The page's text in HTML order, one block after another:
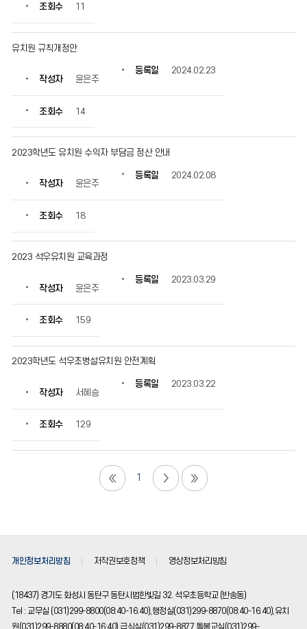
조회수 11
유치원 규칙개정안
작성자 윤은주
등록일 2024.02.23
조회수 14
2023학년도 유치원 수익자 부담금 정산 안내
작성자 윤은주
등록일 2024.02.08
조회수 18
2023 석우유치원 교육과정
작성자 윤은주
등록일 2023.03.29
조회수 159
2023학년도 석우초병설유치원 안전계획
작성자 서혜승
등록일 2023.03.22
조회수 129
1
개인정보처리방침 저작권보호정책 영상정보처리방침
(18437) 경기도 화성시 동탄구 동탄시범한빛길 32. 석우초등학교 (반송동)
Tel : 교무실 (031)299-8800(08:40-16:40),행정실(031)299-8870(08:40-16:40),유치
원(031)299-8880(08:40-16:40),급식실(031)299-8877,돌봄교실(031)299-